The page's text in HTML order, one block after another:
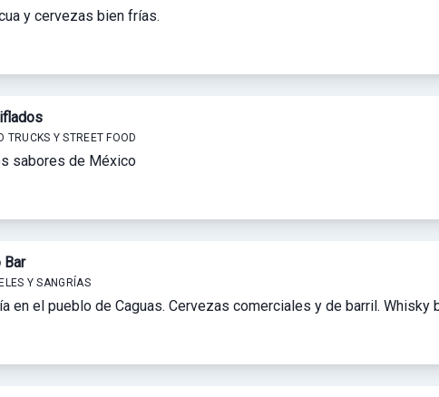
y cervezas bien frías.
Y STREET FOOD
sabores de México
Bar
Y SANGRÍAS
en el pueblo de Caguas. Cervezas comerciales y de barril. Whisky